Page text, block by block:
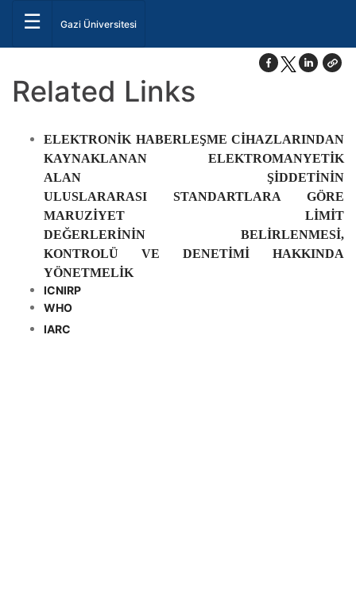
☰ Gazi Üniversitesi
Related Links
ELEKTRONİK HABERLEŞME CİHAZLARINDAN
KAYNAKLANAN ELEKTROMANYETİK
ALAN ŞİDDETİNİN
ULUSLARARASI STANDARTLARA GÖRE
MARUZİYET LİMİT
DEĞERLERİNİN BELİRLENMESİ,
KONTROLÜ VE DENETİMİ HAKKINDA
YÖNETMELİK
ICNIRP
WHO
IARC